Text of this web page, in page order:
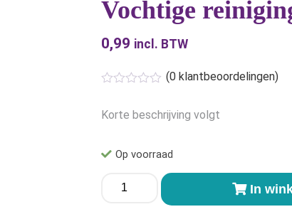
Vochtige
0,99 incl. BTW
(0klantbeoordelingen)
Korte beschrijving volgt
Op voorraad
Vochtige
reinigingsdoekjes
In